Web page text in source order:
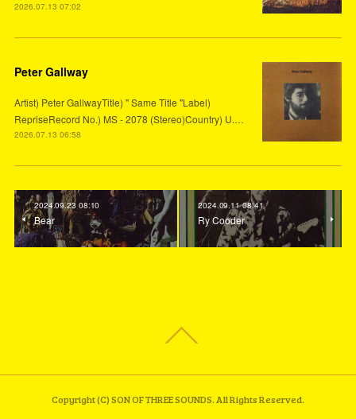
2026.07.13 07:02
Peter Gallway
Artist) Peter GallwayTitle) " Same Title "Label)
RepriseRecord No.) MS - 2078 (Stereo)Country) U.…
2026.07.13 06:58
2024.09.23 08:10
Bear
2024.09.11 08:41
Ry Cooder
Copyright (C) SON OF THREE SOUNDS. All Rights Reserved.